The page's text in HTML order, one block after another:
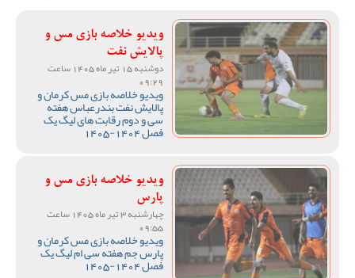
ویدیو خلاصه بازی مس و
پالایش نفت
دوشنبه 15 تیر ماه 1405 ساعت
09:29
ویدیو خلاصه بازی مس کرمان و
پالایش نفت بندرعباس هفته
سی و دوم رقابت های لیگ یک
فصل 1404-1405
ویدیو خلاصه بازی مس و
پارس
چهارشنبه 3 تیر ماه 1405 ساعت
09:55
ویدیو خلاصه بازی مس کرمان و
پارس جم هفته سی ام لیگ یک
فصل 1404-1405